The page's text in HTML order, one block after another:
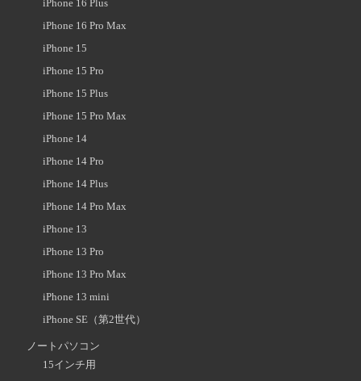
iPhone 16 Plus
iPhone 16 Pro Max
iPhone 15
iPhone 15 Pro
iPhone 15 Plus
iPhone 15 Pro Max
iPhone 14
iPhone 14 Pro
iPhone 14 Plus
iPhone 14 Pro Max
iPhone 13
iPhone 13 Pro
iPhone 13 Pro Max
iPhone 13 mini
iPhone SE（第2世代）
ノートパソコン
15インチ用